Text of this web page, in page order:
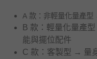
A 款：非輕量化量產
B 款：輕量化量產
能與擺位配件
C 款：客製型 → 量